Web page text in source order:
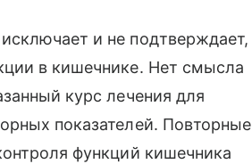
и не подтверждает,
в кишечнике. Нет смысла
курс лечения для
показателей. Повторные
функций кишечника